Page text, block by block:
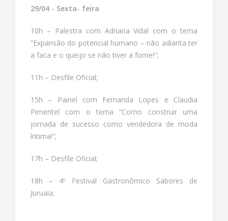
29/04 - Sexta- feira
10h – Palestra com Adriana Vidal com o tema
“Expansão do potencial humano – não adianta ter
a faca e o queijo se não tiver a fome!”;
11h – Desfile Oficial;
15h – Painel com Fernanda Lopes e Claudia
Pimentel com o tema “Como construir uma
jornada de sucesso como vendedora de moda
íntima!”;
17h – Desfile Oficial;
18h – 4º Festival Gastronômico Sabores de
Juruaia;